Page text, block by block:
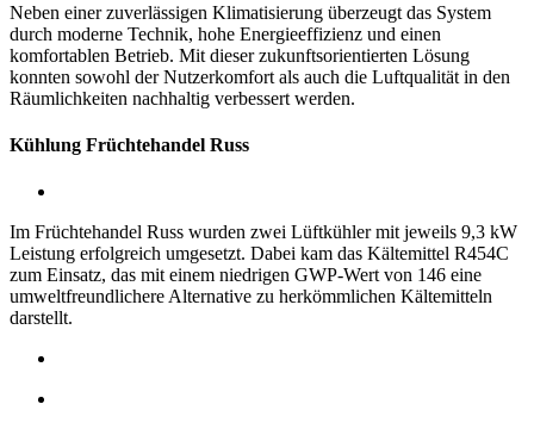
Neben einer zuverlässigen Klimatisierung überzeugt das System
durch moderne Technik, hohe Energieeffizienz und einen
komfortablen Betrieb. Mit dieser zukunftsorientierten Lösung
konnten sowohl der Nutzerkomfort als auch die Luftqualität in den
Räumlichkeiten nachhaltig verbessert werden.
Kühlung Früchtehandel Russ
Im Früchtehandel Russ wurden zwei Lüftkühler mit jeweils 9,3 kW
Leistung erfolgreich umgesetzt. Dabei kam das Kältemittel R454C
zum Einsatz, das mit einem niedrigen GWP-Wert von 146 eine
umweltfreundlichere Alternative zu herkömmlichen Kältemitteln
darstellt.